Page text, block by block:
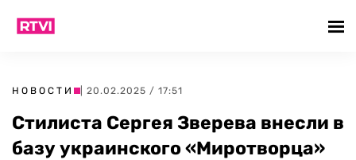
НОВОСТИ | 20.02.2025 / 17:51
Стилиста Сергея Зверева внесли в
базу украинского «Миротворца»